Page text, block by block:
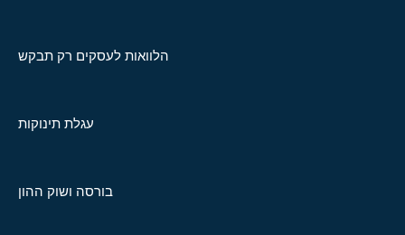
הלוואות לעסקים רק תבקש
עגלת תינוקות
בורסה ושוק ההון